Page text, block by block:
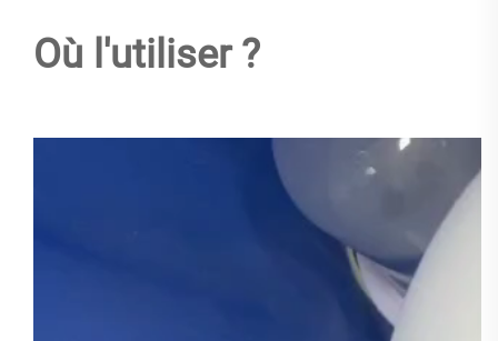
Où l'utiliser ?